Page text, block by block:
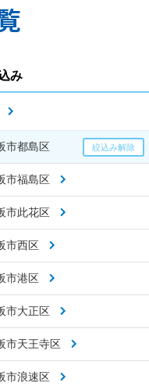
み
市都島区
市福島区
市此花区
市西区
市港区
市大正区
市天王寺区
市浪速区